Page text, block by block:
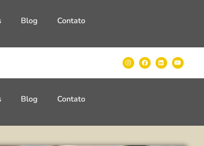
Blog Contato
Blog Contato